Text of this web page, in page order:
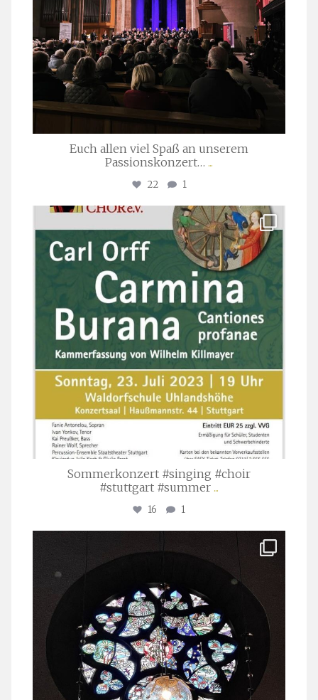
Euch allen viel Spaß an unserem
Passionskonzert… ...
22 1
stuttgarter_oratorienchor
Juli 22
Sommerkonzert #singing #choir
#stuttgart #summer ...
16 1
Apr. 1